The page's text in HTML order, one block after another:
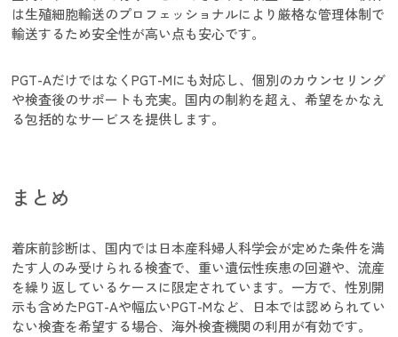
は生殖細胞輸送のプロフェッショナルにより厳格な管理体制で
輸送するため安全性が高い点も安心です。
PGT-AだけではなくPGT-Mにも対応し、個別のカウンセリング
や検査後のサポートも充実。国内の制約を超え、希望をかなえ
る包括的なサービスを提供します。
まとめ
着床前診断は、国内では日本産科婦人科学会が定めた条件を満
たす人のみ受けられる検査で、重い遺伝性疾患の回避や、流産
を繰り返しているケースに限定されています。一方で、性別開
示も含めたPGT-Aや幅広いPGT-Mなど、日本では認められてい
ない検査を希望する場合、海外検査機関の利用が有効です。